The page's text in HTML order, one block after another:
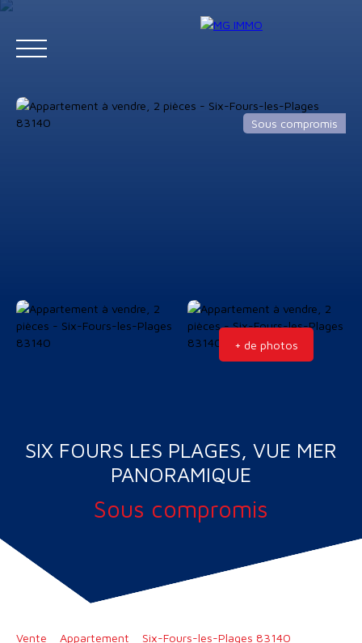
Sous compromis
+ de photos
SIX FOURS LES PLAGES, VUE MER
PANORAMIQUE
Sous compromis
Vente Appartement
Six-Fours-les-Plages 83140